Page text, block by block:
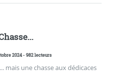
2024 - 982 lecteurs
mais une chasse aux dédicaces